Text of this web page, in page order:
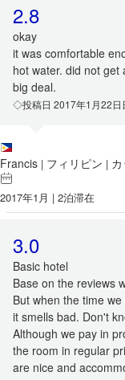
2.8
okay
it was comfortable
hot water. did not
big deal.
◇投稿日 2017年1月22
Francis | フィリピン |
2017年1月 | 2泊滞在
3.0
Basic hotel
Base on the reviews
But when the time
it smells bad. Don't
Although we pay in
the room in regular
are nice and